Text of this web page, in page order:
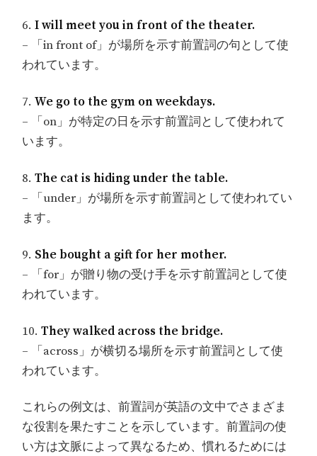
6. I will meet you in front of the theater.
– 「in front of」が場所を示す前置詞の句として使
われています。
7. We go to the gym on weekdays.
– 「on」が特定の日を示す前置詞として使われて
います。
8. The cat is hiding under the table.
– 「under」が場所を示す前置詞として使われてい
ます。
9. She bought a gift for her mother.
– 「for」が贈り物の受け手を示す前置詞として使
われています。
10.They walked across the bridge.
– 「across」が横切る場所を示す前置詞として使
われています。
これらの例文は、前置詞が英語の文中でさまざま
な役割を果たすことを示しています。前置詞の使
い方は文脈によって異なるため、慣れるためには